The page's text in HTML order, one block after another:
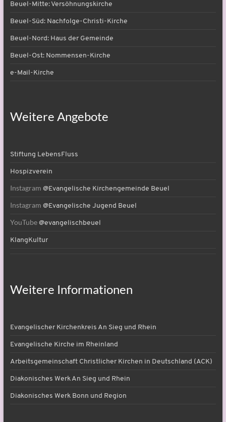
Beuel-Mitte: Versöhnungskirche
Beuel-Süd: Nachfolge-Christi-Kirche
Beuel-Nord: Haus der Gemeinde
Beuel-Ost: Nommensen-Kirche
e-Mail-Kirche
Weitere Angebote
Stiftung LebensFluss
Hospizverein
Instagram @Evangelische Kirchengemeinde Beuel
Instagram @Evangelische Jugend Beuel
YouTube @evangelischbeuel
KlangKultur
Weitere Informationen
Evangelischer Kirchenkreis An Sieg und Rhein
Evangelische Kirche im Rheinland
Arbeitsgemeinschaft Christlicher Kirchen in Deutschland (ACK)
Diakonisches Werk An Sieg und Rhein
Diakonisches Werk Bonn und Region